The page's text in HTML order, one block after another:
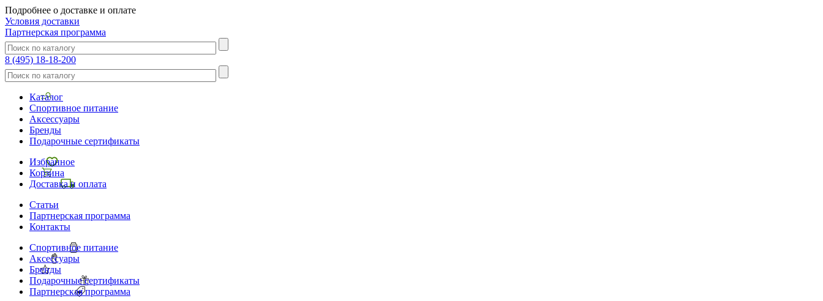
Подробнее о доставке и оплате
Условия доставки
Партнерская программа
8 (495) 18-18-200
Каталог
Спортивное питание
Аксессуары
Бренды
Подарочные сертификаты
Избранное
Корзина
Доставка и оплата
Статьи
Партнерская программа
Контакты
Спортивное питание
Аксессуары
Бренды
Подарочные сертификаты
Партнерская программа